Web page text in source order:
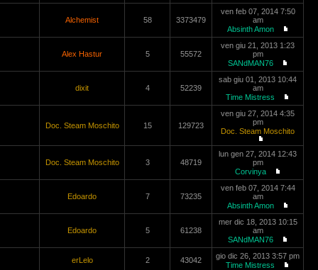
Alchemist 58 3373479
ven feb 07, 2014 7:50
am
Absinth Amon
Alex Hastur 5 55572
ven giu 21, 2013 1:23
pm
SANdMAN76
dixit 4 52239
sab giu 01, 2013 10:44
am
Time Mistress
Doc. Steam Moschito 15 129723
ven giu 27, 2014 4:35
pm
Doc. Steam Moschito
Doc. Steam Moschito 3 48719
lun gen 27, 2014 12:43
pm
Corvinya
Edoardo 7 73235
ven feb 07, 2014 7:44
am
Absinth Amon
Edoardo 5 61238
mer dic 18, 2013 10:15
am
SANdMAN76
erLelo 2 43042
gio dic 26, 2013 3:57 pm
Time Mistress